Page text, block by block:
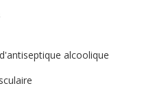
alcoolique